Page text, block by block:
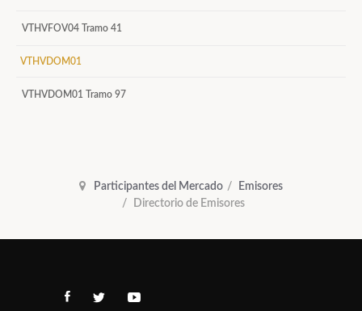
VTHVFOV04 Tramo 41
VTHVDOM01
VTHVDOM01 Tramo 97
Participantes del Mercado
Emisores
Directorio de Emisores